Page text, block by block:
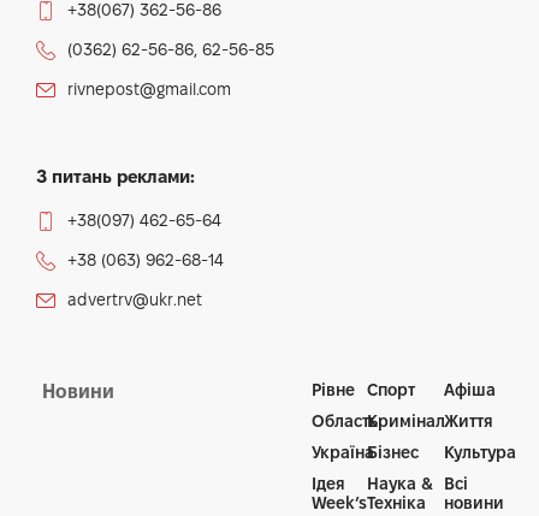
+38(067) 362-56-86
(0362) 62-56-86, 62-56-85
rivnepost@gmail.com
З питань реклами:
+38(097) 462-65-64
+38 (063) 962-68-14
advertrv@ukr.net
Новини
Рівне
Область
Україна
Ідея
Week’s
Спорт
Кримінал
Бізнес
Наука &
Техніка
Афіша
Життя
Культура
Всі
новини